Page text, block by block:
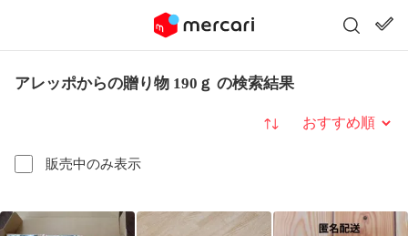
アレッポからの贈り物 190ｇ の検索結果
販売中のみ表示
並び替え